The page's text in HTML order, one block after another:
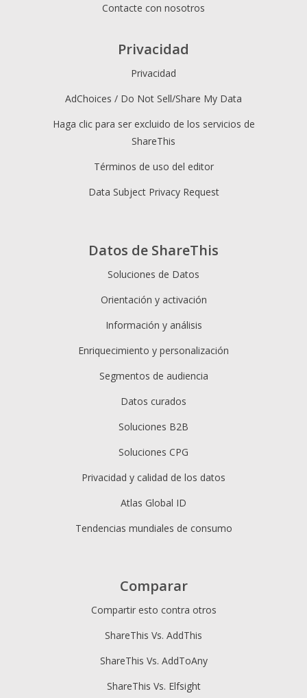
Datos de ShareThis
Soluciones de Datos
Orientación y activación
Información y análisis
Enriquecimiento y personalización
Segmentos de audiencia
Datos curados
Soluciones B2B
Soluciones CPG
Privacidad y calidad de los datos
Atlas Global ID
Tendencias mundiales de consumo
Contacte con nosotros
Privacidad
Privacidad
AdChoices / Do Not Sell/Share My Data
Haga clic para ser excluido de los servicios de
ShareThis
Términos de uso del editor
Data Subject Privacy Request
Comparar
Compartir esto contra otros
ShareThis Vs. AddThis
ShareThis Vs. AddToAny
ShareThis Vs. Elfsight